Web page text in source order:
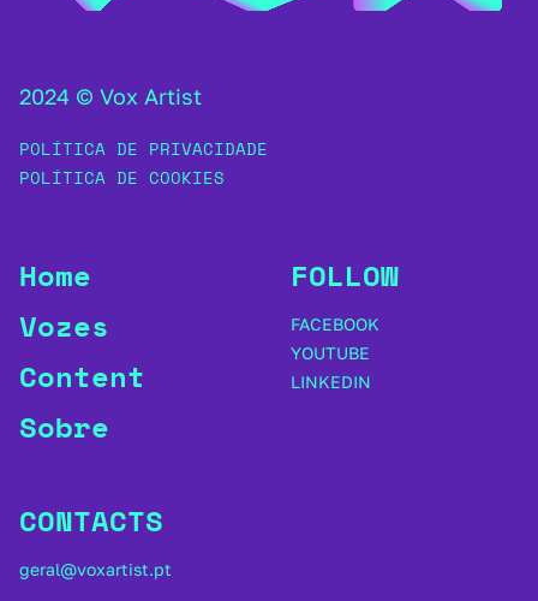
2024 © Vox Artist
POLÍTICA DE PRIVACIDADE
POLÍTICA DE COOKIES
Home
Vozes
Content
Sobre
FOLLOW
FACEBOOK
YOUTUBE
LINKEDIN
CONTACTS
geral@voxartist.pt